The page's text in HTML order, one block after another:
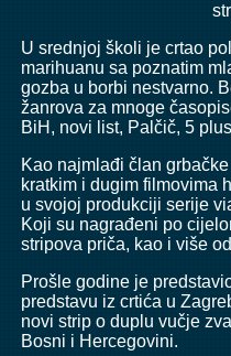
U srednjoj školi je crtao
marihuanu sa poznatim
gozba u borbi nestvarno.
žanrova za mnoge
BiH, novi list, Palčič, 5
Kao najmlađi član
kratkim i dugim filmovima
u svojoj produkciji serije
Koji su nagrađeni po
stripova priča, kao i više
Prošle godine je
predstavu iz crtića u
novi strip o duplu vučje
Bosni i Hercegovini.